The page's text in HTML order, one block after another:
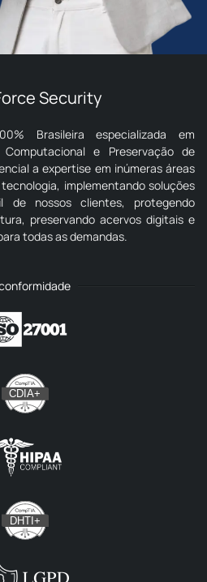
Security
Brasileira especializada em
e Preservação de
a expertise em inúmeras áreas
implementando soluções
de nossos clientes, protegendo
preservando acervos digitais e
todas as demandas.